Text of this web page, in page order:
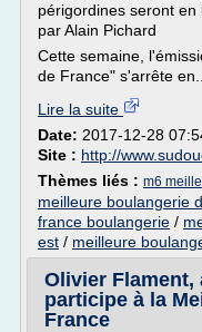
périgordines seront
par Alain Pichard
Cette semaine,
de France" s'arrête en...
Lire la suite
Date: 2017-12-28
Site : http://
Thèmes liés : m6
meilleure boulangerie
france boulangerie /
est / meilleure
Olivier Flament,
participe à la
France